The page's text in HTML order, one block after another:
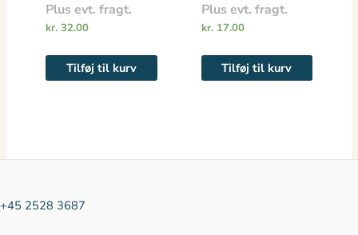
Plus evt. fragt.
kr.32.00
Tilføj til kurv
Plus evt. fragt.
kr.17.00
Tilføj til kurv
+45 2528 3687